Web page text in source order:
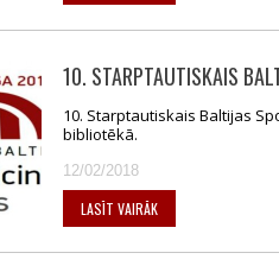
10. STARPTAUTISKAIS
10. Starptautiskais Baltijas
bibliotēkā.
12/02/2018
LASĪT VAIRĀK